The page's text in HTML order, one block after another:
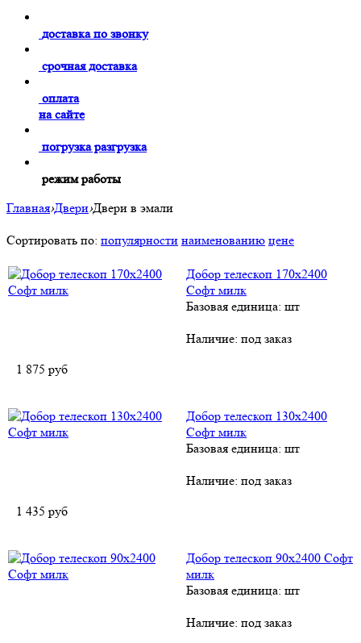
доставка по звонку
срочная доставка
оплата
на сайте
погрузка разгрузка
режим работы
Главная›Двери›Двери в эмали
Сортировать по: популярности наименованию цене
Добор телескоп 170х2400
Софт милк
Базовая единица: шт
Наличие: под заказ
1 875 руб
Добор телескоп 130х2400
Софт милк
Базовая единица: шт
Наличие: под заказ
1 435 руб
Добор телескоп 90х2400 Софт
милк
Базовая единица: шт
Наличие: под заказ